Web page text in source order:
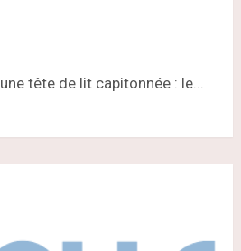
tête de lit capitonnée : le...